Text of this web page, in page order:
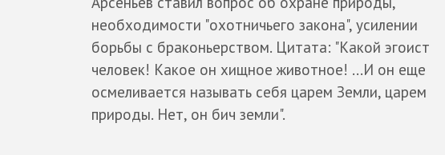
необходимости "охотничьего закона", усилении
борьбы с браконьерством. Цитата: "Какой эгоист
человек! Какое он хищное животное! ...И он еще
осмеливается называть себя царем Земли, царем
природы. Нет, он бич земли".